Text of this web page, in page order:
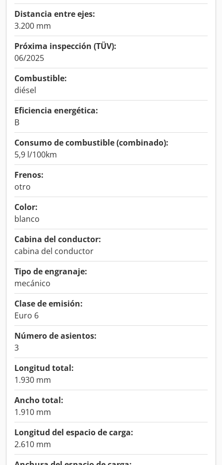
Distancia entre ejes:
3.200 mm
Próxima inspección (TÜV):
06/2025
Combustible:
diésel
Eficiencia energética:
B
Consumo de combustible (combinado):
5,9 l/100km
Frenos:
otro
Color:
blanco
Cabina del conductor:
cabina del conductor
Tipo de engranaje:
mecánico
Clase de emisión:
Euro 6
Número de asientos:
3
Longitud total:
1.930 mm
Ancho total:
1.910 mm
Longitud del espacio de carga:
2.610 mm